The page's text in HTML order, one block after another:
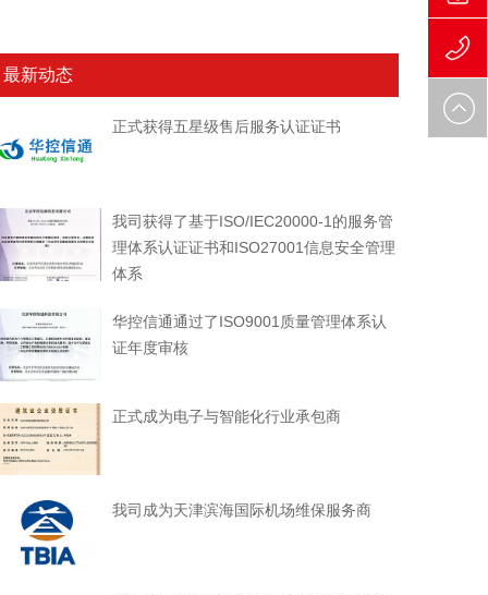
最新动态
正式获得五星级售后服务认证证书
我司获得了基于ISO/IEC20000-1的服务管
理体系认证证书和ISO27001信息安全管理
体系
华控信通通过了ISO9001质量管理体系认
证年度审核
正式成为电子与智能化行业承包商
我司成为天津滨海国际机场维保服务商
010-